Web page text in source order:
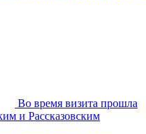
Во время визита прошла
и Рассказовским